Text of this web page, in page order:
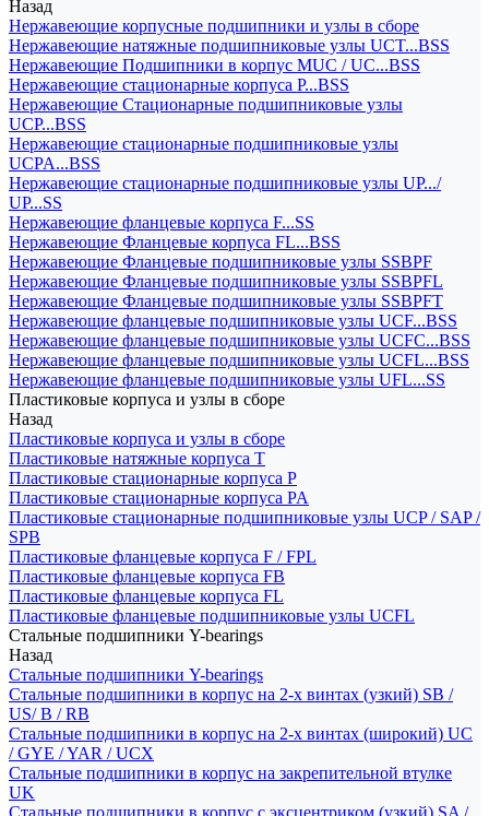
Назад
Нержавеющие корпусные подшипники и узлы в сборе
Нержавеющие натяжные подшипниковые узлы UCT...BSS
Нержавеющие Подшипники в корпус MUC / UC...BSS
Нержавеющие стационарные корпуса P...BSS
Нержавеющие Стационарные подшипниковые узлы
UCP...BSS
Нержавеющие стационарные подшипниковые узлы
UCPA...BSS
Нержавеющие стационарные подшипниковые узлы UP.../
UP...SS
Нержавеющие фланцевые корпуса F...SS
Нержавеющие Фланцевые корпуса FL...BSS
Нержавеющие Фланцевые подшипниковые узлы SSBPF
Нержавеющие Фланцевые подшипниковые узлы SSBPFL
Нержавеющие Фланцевые подшипниковые узлы SSBPFT
Нержавеющие фланцевые подшипниковые узлы UCF...BSS
Нержавеющие фланцевые подшипниковые узлы UCFC...BSS
Нержавеющие фланцевые подшипниковые узлы UCFL...BSS
Нержавеющие фланцевые подшипниковые узлы UFL...SS
Пластиковые корпуса и узлы в сборе
Назад
Пластиковые корпуса и узлы в сборе
Пластиковые натяжные корпуса T
Пластиковые стационарные корпуса P
Пластиковые стационарные корпуса PA
Пластиковые стационарные подшипниковые узлы UCP / SAP /
SPB
Пластиковые фланцевые корпуса F / FPL
Пластиковые фланцевые корпуса FB
Пластиковые фланцевые корпуса FL
Пластиковые фланцевые подшипниковые узлы UCFL
Стальные подшипники Y-bearings
Назад
Стальные подшипники Y-bearings
Стальные подшипники в корпус на 2-х винтах (узкий) SB /
US/ B / RB
Стальные подшипники в корпус на 2-х винтах (широкий) UC
/ GYE / YAR / UCX
Стальные подшипники в корпус на закрепительной втулке
UK
Стальные подшипники в корпус с эксцентриком (узкий) SA /